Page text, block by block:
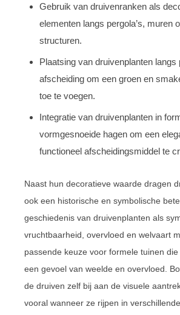
Gebruik van druivenranken als
elementen langs pergola’s, muren
structuren.
Plaatsing van druivenplanten langs
afscheiding om een groen en
toe te voegen.
Integratie van druivenplanten in
vormgesnoeide hagen om een
functioneel afscheidingsmiddel te
Naast hun decoratieve waarde dragen
ook een historische en symbolische
geschiedenis van druivenplanten als
vruchtbaarheid, overvloed en welvaart
passende keuze voor formele tuinen
een gevoel van weelde en overvloed.
de druiven zelf bij aan de visuele
vooral wanneer ze rijpen in